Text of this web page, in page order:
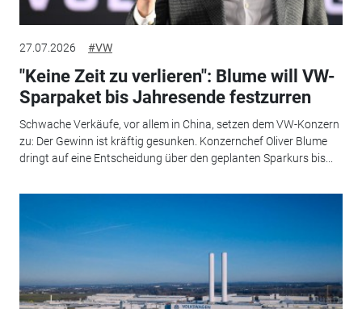
27.07.2026 #VW
"Keine Zeit zu verlieren": Blume will VW-
Sparpaket bis Jahresende festzurren
Schwache Verkäufe, vor allem in China, setzen dem VW-Konzern
zu: Der Gewinn ist kräftig gesunken. Konzernchef Oliver Blume
dringt auf eine Entscheidung über den geplanten Sparkurs bis...